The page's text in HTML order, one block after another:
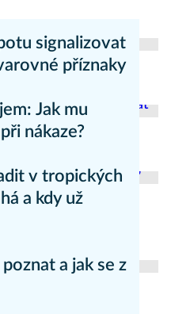
signalizovat
příznaky
Jak mu
nákaze?
v tropických
a kdy už
a jak se z